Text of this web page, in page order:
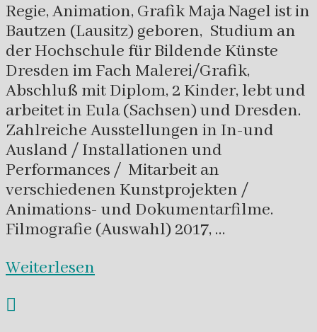
Regie, Animation, Grafik Maja Nagel ist in
Bautzen (Lausitz) geboren, Studium an
der Hochschule für Bildende Künste
Dresden im Fach Malerei/Grafik,
Abschluß mit Diplom, 2 Kinder, lebt und
arbeitet in Eula (Sachsen) und Dresden.
Zahlreiche Ausstellungen in In-und
Ausland / Installationen und
Performances / Mitarbeit an
verschiedenen Kunstprojekten /
Animations- und Dokumentarfilme.
Filmografie (Auswahl) 2017, …
Weiterlesen